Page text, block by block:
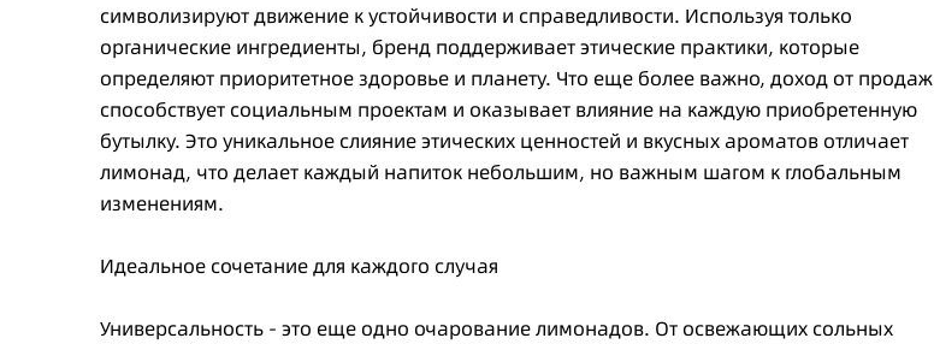
символизируют движение к устойчивости и справедливости. Используя только
органические ингредиенты, бренд поддерживает этические практики, которые
определяют приоритетное здоровье и планету. Что еще более важно, доход от продаж
способствует социальным проектам и оказывает влияние на каждую приобретенную
бутылку. Это уникальное слияние этических ценностей и вкусных ароматов отличает
лимонад, что делает каждый напиток небольшим, но важным шагом к глобальным
изменениям.
Идеальное сочетание для каждого случая
Универсальность - это еще одно очарование лимонадов. От освежающих сольных